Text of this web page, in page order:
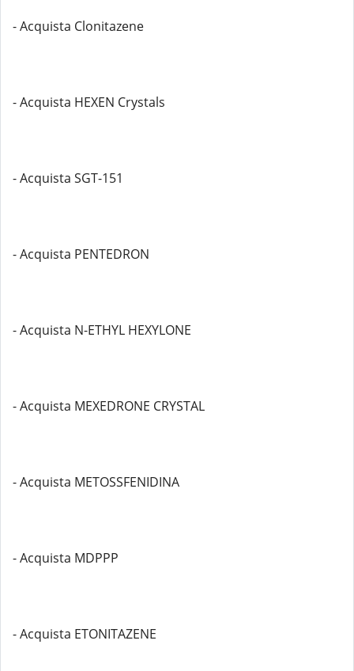
- Acquista Clonitazene
- Acquista HEXEN Crystals
- Acquista SGT-151
- Acquista PENTEDRON
- Acquista N-ETHYL HEXYLONE
- Acquista MEXEDRONE CRYSTAL
- Acquista METOSSFENIDINA
- Acquista MDPPP
- Acquista ETONITAZENE